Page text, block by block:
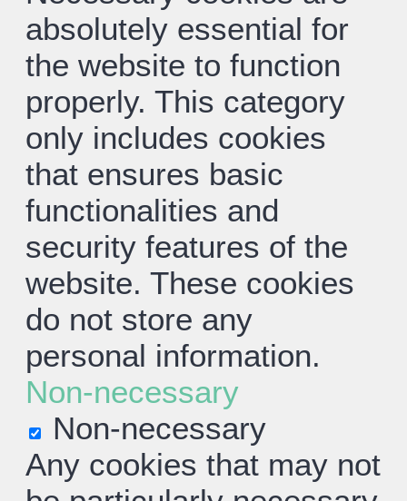
absolutely essential for
the website to function
properly. This category
only includes cookies
that ensures basic
functionalities and
security features of the
website. These cookies
do not store any
personal information.
Non-necessary
Non-necessary
Any cookies that may not